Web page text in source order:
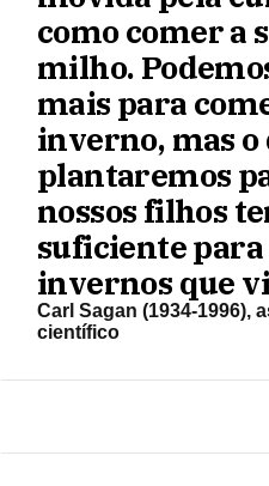
como comer a
milho.
mais para
inverno, mas o
plantaremos
nossos filhos
suficiente
invernos que
Carl Sagan (1934-1996),
científico